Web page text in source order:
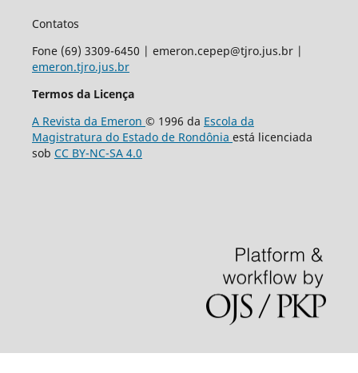
Contatos
Fone (69) 3309-6450 | emeron.cepep@tjro.jus.br |
emeron.tjro.jus.br
Termos da Licença
A Revista da Emeron © 1996 da Escola da
Magistratura do Estado de Rondônia está licenciada
sob CC BY-NC-SA 4.0